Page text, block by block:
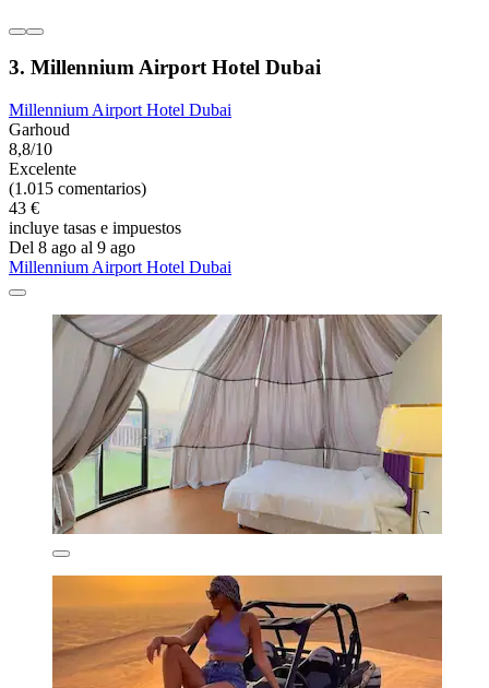
3. Millennium Airport Hotel Dubai
Millennium Airport Hotel Dubai
Garhoud
8,8/10
Excelente
(1.015 comentarios)
43 €
incluye tasas e impuestos
Del 8 ago al 9 ago
Millennium Airport Hotel Dubai